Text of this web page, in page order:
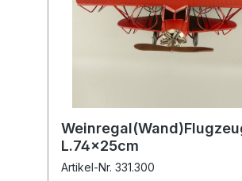
L.74x25cm
Artikel-Nr. 331.300